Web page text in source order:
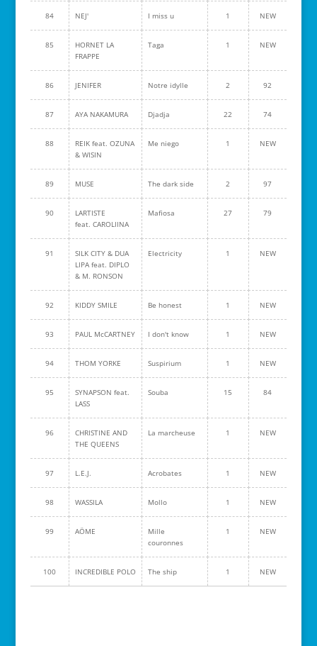
84 NEJ' I miss u 1 NEW
85
HORNET LA
FRAPPE
Taga 1 NEW
86 JENIFER Notre idylle 2 92
87 AYA NAKAMURA Djadja 22 74
88
REIK feat. OZUNA
& WISIN
Me niego 1 NEW
89 MUSE The dark side 2 97
90
LARTISTE
feat. CAROLIINA
Mafiosa 27 79
91
SILK CITY & DUA
LIPA feat. DIPLO
& M. RONSON
Electricity 1 NEW
92 KIDDY SMILE Be honest 1 NEW
93 PAUL McCARTNEY I don't know 1 NEW
94 THOM YORKE Suspirium 1 NEW
95
SYNAPSON feat.
LASS
Souba 15 84
96
CHRISTINE AND
THE QUEENS
La marcheuse 1 NEW
97 L.E.J. Acrobates 1 NEW
98 WASSILA Mollo 1 NEW
99 AÖME
Mille
couronnes
1 NEW
100 INCREDIBLE POLO The ship 1 NEW